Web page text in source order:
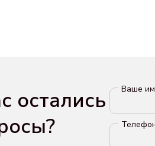
остались
Ваше